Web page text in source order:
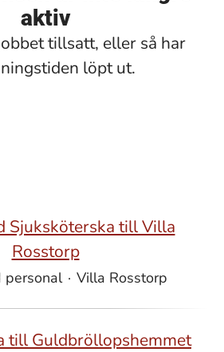
aktiv
tillsatt, eller så har
löpt ut.
Sjuksköterska till Villa
Rosstorp
personal · Villa Rosstorp
till Guldbröllopshemmet